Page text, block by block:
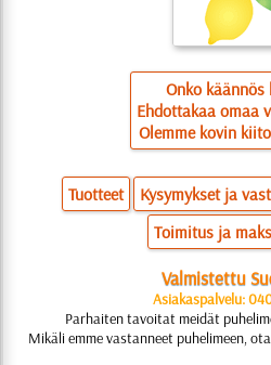
Onko käännös
Ehdottakaa omaa
Olemme kovin
Tuotteet Kysymykset ja
Toimitus ja
Valmistettu
Asiakaspalvelu:
Parhaiten tavoitat meidät
Mikäli emme vastanneet puhelimeen,